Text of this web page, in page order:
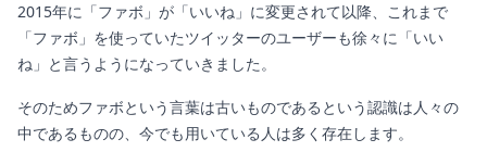
2015年に「ファボ」が「いいね」に変更されて以降、これまで
「ファボ」を使っていたツイッターのユーザーも徐々に「いい
ね」と言うようになっていきました。
そのためファボという言葉は古いものであるという認識は人々の
中であるものの、今でも用いている人は多く存在します。